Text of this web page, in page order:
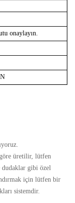
onaylayın.
üretilir, lütfen
dudaklar gibi özel
için lütfen bir
sistemdir.